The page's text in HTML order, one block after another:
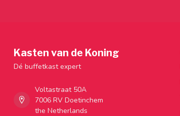
Kasten van de Koning
Dé buffetkast expert
Voltastraat 50A
7006 RV Doetinchem
the Netherlands